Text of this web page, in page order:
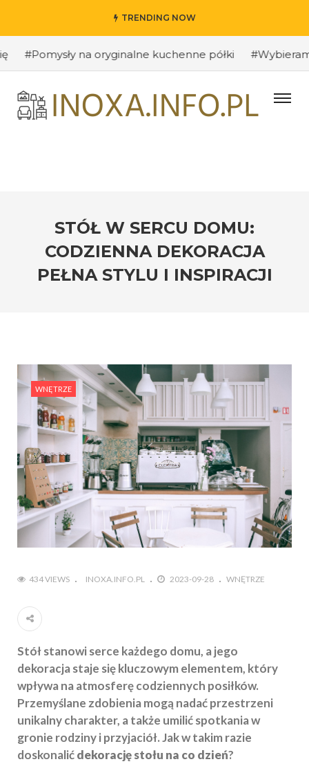
TRENDING NOW
na oryginalne kuchenne półki #Wybieramy
STÓŁ W SERCU DOMU:
CODZIENNA DEKORACJA
PEŁNA STYLU I INSPIRACJI
WNĘTRZE
434 VIEWS INOXA.INFO.PL 2023-09-28 WNĘTRZE
Stół stanowi serce każdego domu, a jego
dekoracja staje się kluczowym elementem, który
wpływa na atmosferę codziennych posiłków.
Przemyślane zdobienia mogą nadać przestrzeni
unikalny charakter, a także umilić spotkania w
gronie rodziny i przyjaciół. Jak w takim razie
doskonalićdekorację stołu na co dzień?